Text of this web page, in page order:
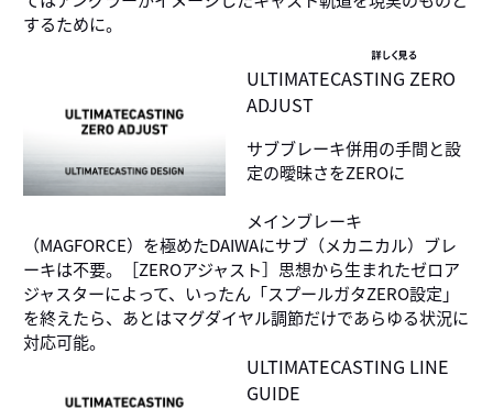
するために。
詳しく見る
ULTIMATECASTING ZERO
ADJUST
サブブレーキ併用の手間と設
定の曖昧さをZEROに
メインブレーキ
（MAGFORCE）を極めたDAIWAにサブ（メカニカル）ブレ
ーキは不要。［ZEROアジャスト］思想から生まれたゼロア
ジャスターによって、いったん「スプールガタZERO設定」
を終えたら、あとはマグダイヤル調節だけであらゆる状況に
対応可能。
ULTIMATECASTING LINE
GUIDE